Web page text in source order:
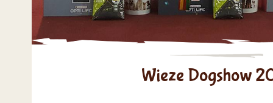
Wieze Dogshow